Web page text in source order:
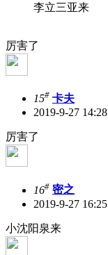
李立三亚来
厉害了
15# 卡夫
2019-9-27 14:28
厉害了
16# 密之
2019-9-27 16:25
小沈阳泉来